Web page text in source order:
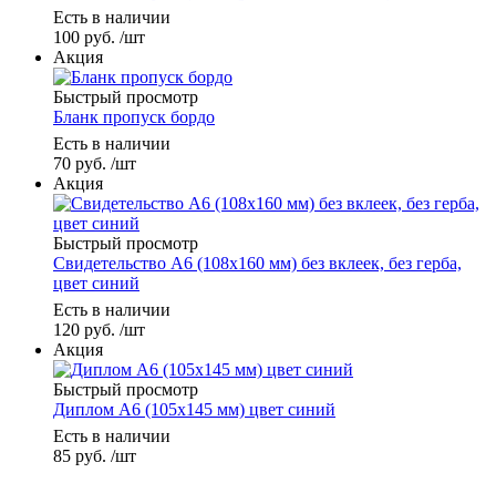
Есть в наличии
100 руб. /шт
Акция
Быстрый просмотр
Бланк пропуск бордо
Есть в наличии
70 руб. /шт
Акция
Быстрый просмотр
Свидетельство А6 (108х160 мм) без вклеек, без герба,
цвет синий
Есть в наличии
120 руб. /шт
Акция
Быстрый просмотр
Диплом А6 (105х145 мм) цвет синий
Есть в наличии
85 руб. /шт